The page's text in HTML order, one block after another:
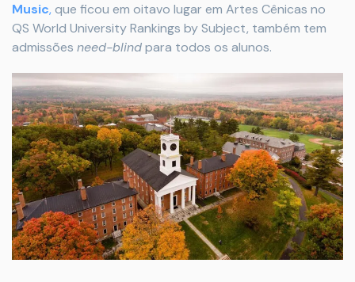
Music,que ficou em oitavo lugar em Artes Cênicas no
QS World University Rankings by Subject, também tem
admissões need-blindpara todos os alunos.